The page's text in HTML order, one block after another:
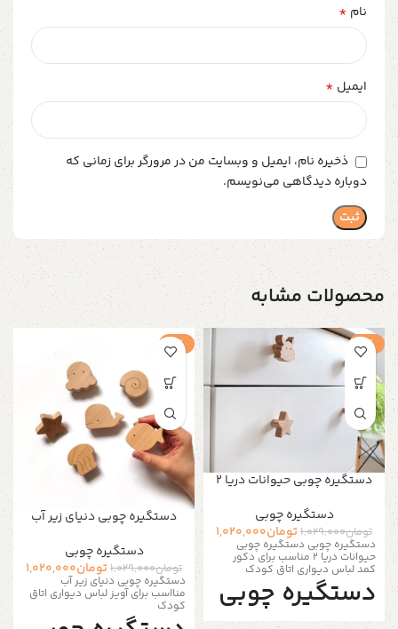
نام *
ایمیل *
ذخیره نام، ایمیل و وبسایت من در مرورگر برای زمانی که
دوباره دیدگاهی می‌نویسم.
محصولات مشابه
-1%
دستگیره چوبی حیوانات دریا 2
دستگیره‌ چوبی
تومان1,029,000تومان1,020,000
دستگیره چوبی دستگیره چوبی
حیوانات دریا 2 مناسب برای دکور
کمد لباس دیواری اتاق کودک
دستگیره چوبی
-1%
دستگیره چوبی دنیای زیر آب
دستگیره‌ چوبی
تومان1,029,000تومان1,020,000
دستگیره چوبی دنیای زیر آب
منااسب برای آویز لباس دیواری اتاق
کودک